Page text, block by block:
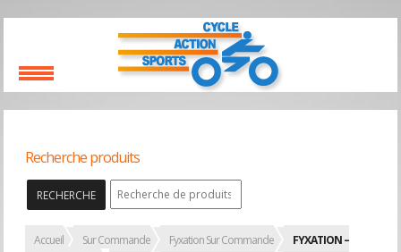
Recherche produits
RECHERCHE
Accueil Sur Commande Fyxation Sur Commande
FYXATION –